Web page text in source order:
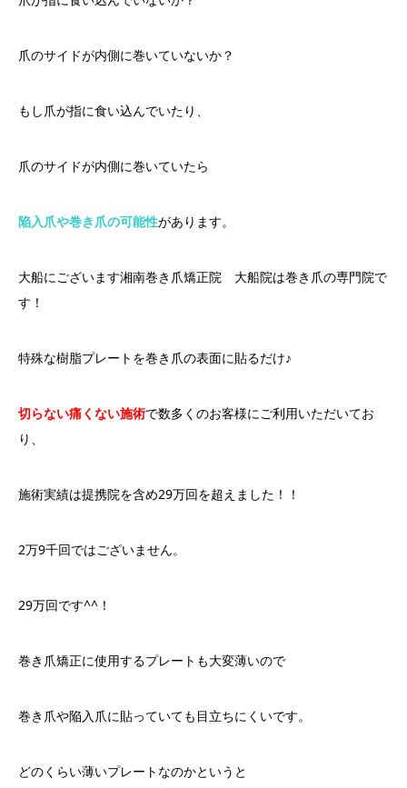
爪のサイドが内側に巻いていないか？
もし爪が指に食い込んでいたり、
爪のサイドが内側に巻いていたら
陥入爪や巻き爪の可能性があります。
大船にございます湘南巻き爪矯正院 大船院は巻き爪の専門院で
す！
特殊な樹脂プレートを巻き爪の表面に貼るだけ♪
切らない痛くない施術で数多くのお客様にご利用いただいてお
り、
施術実績は提携院を含め29万回を超えました！！
2万9千回ではございません。
29万回です^^！
巻き爪矯正に使用するプレートも大変薄いので
巻き爪や陥入爪に貼っていても目立ちにくいです。
どのくらい薄いプレートなのかというと